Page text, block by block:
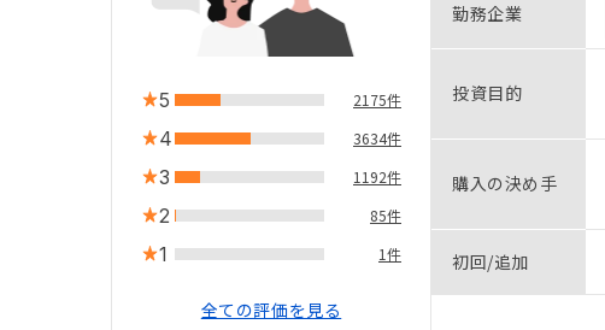
5 2175件
4 3634件
3 1192件
2 85件
1 1件
全ての評価を見る
勤務企業
投資目的
購入の決め手
初回/追加